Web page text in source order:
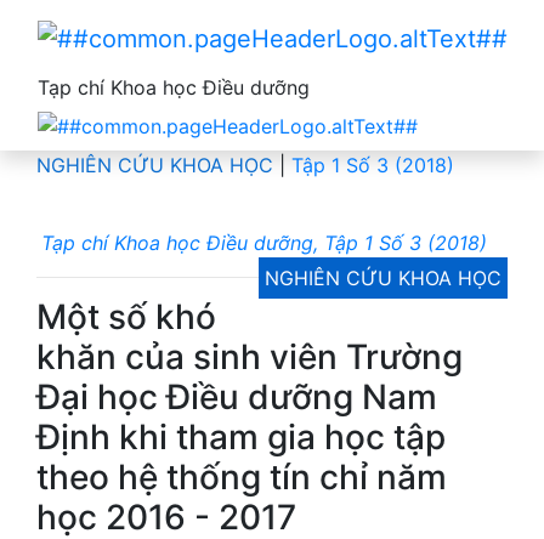
Tạp chí Khoa học Điều dưỡng
NGHIÊN CỨU KHOA HỌC Tập 1 Số 3 (2018)
Tạp chí Khoa học Điều dưỡng, Tập 1 Số 3 (2018)
NGHIÊN CỨU KHOA HỌC
Một số khó
khăn của sinh viên Trường
Đại học Điều dưỡng Nam
Định khi tham gia học tập
theo hệ thống tín chỉ năm
học 2016 - 2017